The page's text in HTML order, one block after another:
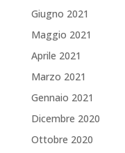
Giugno 2021
Maggio 2021
Aprile 2021
Marzo 2021
Gennaio 2021
Dicembre 2020
Ottobre 2020